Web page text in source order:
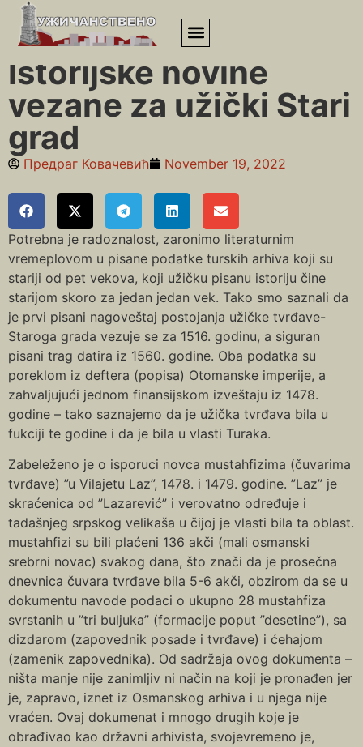
Почетна»Стари град»Istorijske novine vezane za užički Stari
grad
Istorijske novine
vezane za užički Stari
grad
Предраг Ковачевић November 19, 2022
Potrebna je radoznalost, zaronimo literaturnim
vremeplovom u pisane podatke turskih arhiva koji su
stariji od pet vekova, koji užičku pisanu istoriju čine
starijom skoro za jedan jedan vek. Tako smo saznali da
je prvi pisani nagoveštaj postojanja užičke tvrđave-
Staroga grada vezuje se za 1516. godinu, a siguran
pisani trag datira iz 1560. godine. Oba podatka su
poreklom iz deftera (popisa) Otomanske imperije, a
zahvaljujući jednom finansijskom izveštaju iz 1478.
godine – tako saznajemo da je užička tvrđava bila u
fukciji te godine i da je bila u vlasti Turaka.
Zabeleženo je o isporuci novca mustahfizima (čuvarima
tvrđave) ”u Vilajetu Laz”, 1478. i 1479. godine. ”Laz” je
skraćenica od ”Lazarević” i verovatno određuje i
tadašnjeg srpskog velikaša u čijoj je vlasti bila ta oblast.
mustahfizi su bili plaćeni 136 akči (mali osmanski
srebrni novac) svakog dana, što znači da je prosečna
dnevnica čuvara tvrđave bila 5-6 akči, obzirom da se u
dokumentu navode podaci o ukupno 28 mustahfiza
svrstanih u ”tri buljuka” (formacije poput ”desetine”), sa
dizdarom (zapovednik posade i tvrđave) i ćehajom
(zamenik zapovednika). Od sadržaja ovog dokumenta –
ništa manje nije zanimljiv ni način na koji je pronađen jer
je, zapravo, iznet iz Osmanskog arhiva i u njega nije
vraćen. Ovaj dokumenat i mnogo drugih koje je
obrađivao kao državni arhivista, svojevremeno je,